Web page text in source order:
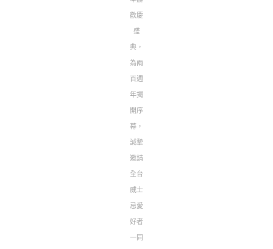
歡慶
盛
典，
為兩
百週
年揭
開序
幕，
誠摯
邀請
全台
威士
忌愛
好者
一同